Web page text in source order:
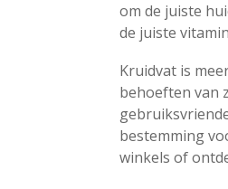
om de juiste
de juiste
Kruidvat is
behoeften van
bestemming
winkels of